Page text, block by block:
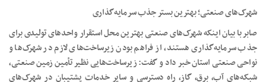
شهرک‌های صنعتی؛ بهترین بستر جذب سرمایه‌گذاری
صابر با بیان اینکه شهرک‌های صنعتی بهترین محل استقرار واحدهای تولیدی برای
جذب سرمایه‌گذاری هستند، از فراهم بودن زیرساخت‌های لازم در شهرک‌ها و
نواحی صنعتی استان خبر داد و گفت: زیرساخت‌هایی نظیر تأمین زمین صنعتی،
شبکه‌های آب، برق، گاز، راه دسترسی و سایر خدمات پشتیبان در شهرک‌های